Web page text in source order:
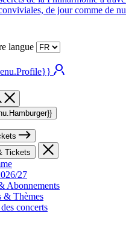
de jour comme de
langue
Tickets
27
Abonnements
& Thèmes
concerts